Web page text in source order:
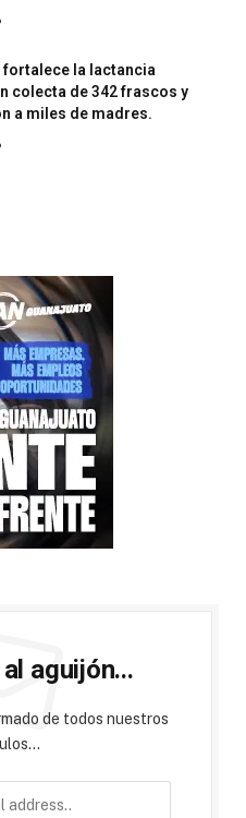
fortalece la lactancia
colecta de 342 frascos y
a miles de madres.
aguijón...
de todos nuestros